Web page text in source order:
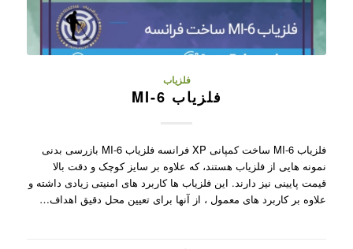
فلزیاب
فلزیاب MI-6
فلزیاب MI-6 ساخت کمپانی XP فرانسه فلزیاب MI-6 بازرسی بدنی
نمونه هایی از فلزیاب هستند، که علاوه بر سایز کوچک و دقت بالا
قیمت پایینی نیز دارند. این فلزیاب ها کاربرد های امنیتی زیادی داشته و
علاوه بر کاربرد های معمول ، از آنها برای تعیین محل دقیق اهداف…